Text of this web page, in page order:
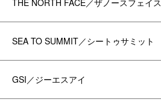
THE NORTH FACE／ザノースフェイス
SEA TO SUMMIT／シートゥサミット
GSI／ジーエスアイ